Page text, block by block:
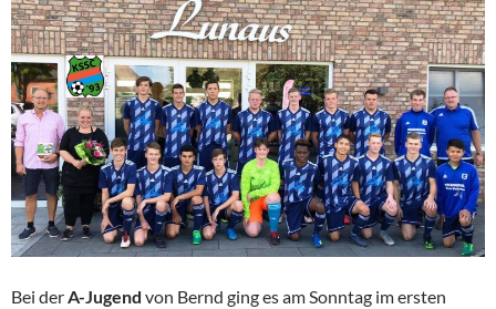
Bei derA-Jugend von Bernd ging es am Sonntag im ersten